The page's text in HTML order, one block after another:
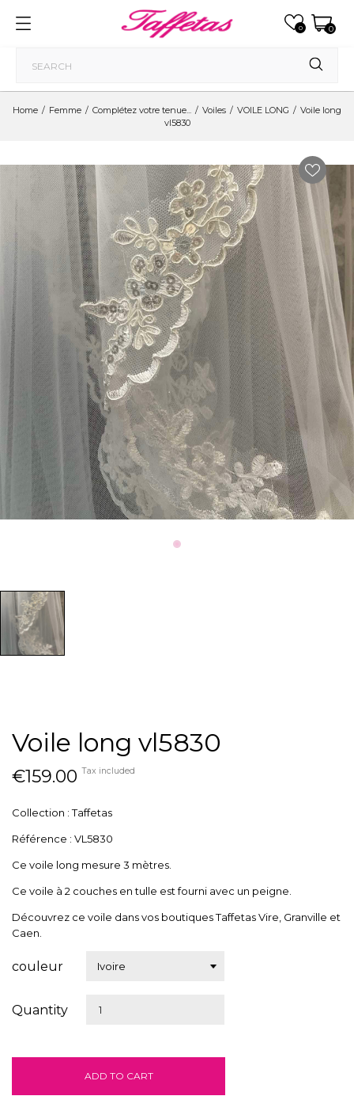
0
0
Home Femme Complétez votre tenue... Voiles VOILE LONG
Voile long
vl5830
Voile long vl5830
€159.00 Tax included
Collection : Taffetas
Référence : VL5830
Ce voile long mesure 3 mètres.
Ce voile à 2 couches en tulle est fourni avec un peigne.
Découvrez ce voile dans vos boutiques Taffetas Vire, Granville et
Caen.
couleur
Quantity
ADD TO CART